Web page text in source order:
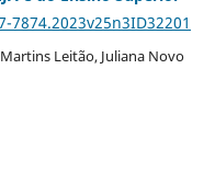
Leitão, Juliana Novo